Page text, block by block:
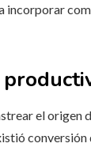
incorporar
el